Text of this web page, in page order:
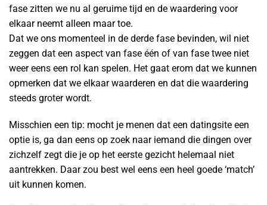
fase zitten we nu al geruime tijd en de waardering voor
elkaar neemt alleen maar toe.
Dat we ons momenteel in de derde fase bevinden, wil niet
zeggen dat een aspect van fase één of van fase twee niet
weer eens een rol kan spelen. Het gaat erom dat we kunnen
opmerken dat we elkaar waarderen en dat die waardering
steeds groter wordt.
Misschien een tip: mocht je menen dat een datingsite een
optie is, ga dan eens op zoek naar iemand die dingen over
zichzelf zegt die je op het eerste gezicht helemaal niet
aantrekken. Daar zou best wel eens een heel goede ‘match’
uit kunnen komen.